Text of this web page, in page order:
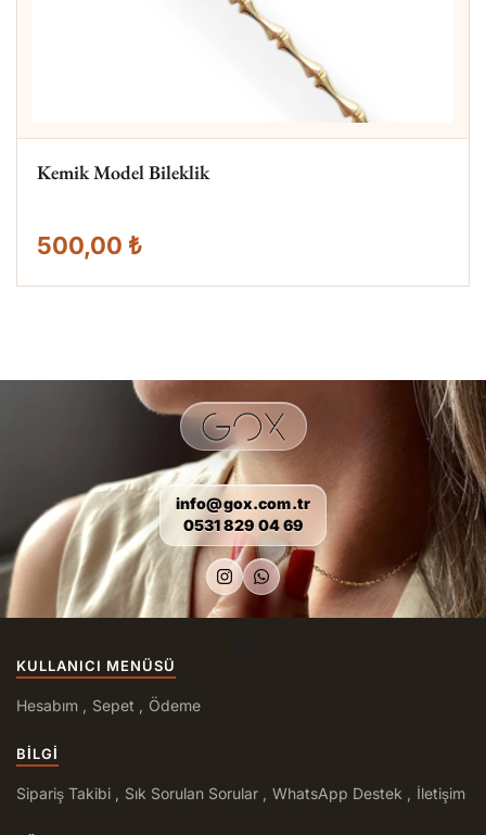
Kemik Model Bileklik
500,00 ₺
info@gox.com.tr
0531 829 04 69
KULLANICI MENÜSÜ
Hesabım Sepet Ödeme
BILGI
Sipariş Takibi Sık Sorulan Sorular WhatsApp Destek İletişim